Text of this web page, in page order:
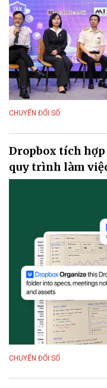
CHUYỂN ĐỔI SỐ
Dropbox tích hợp
quy trình làm
CHUYỂN ĐỔI SỐ